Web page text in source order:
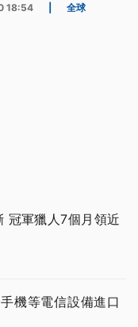
18:54 全球
冠軍獵人7個月領近
機等電信設備進口